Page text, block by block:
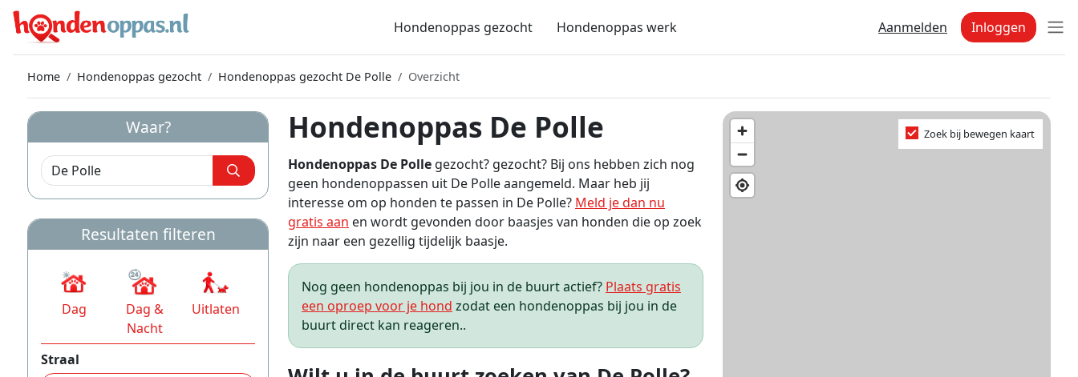
Hondenoppas gezocht Hondenoppas werk Aanmelden Inloggen
Home Hondenoppas gezocht Hondenoppas gezocht De Polle Overzicht
Hondenoppas De Polle
Hondenoppas De Polle gezocht? gezocht? Bij ons hebben zich nog
geen hondenoppassen uit De Polle aangemeld. Maar heb jij
interesse om op honden te passen in De Polle? Meld je dan nu
gratis aan en wordt gevonden door baasjes van honden die op zoek
zijn naar een gezellig tijdelijk baasje.
Nog geen hondenoppas bij jou in de buurt actief? Plaats gratis
een oproep voor je hond zodat een hondenoppas bij jou in de
buurt direct kan reageren..
Zoek bij bewegen kaart
Waar?
Resultaten filteren
Dag
Dag &
Nacht
Uitlaten
Straal